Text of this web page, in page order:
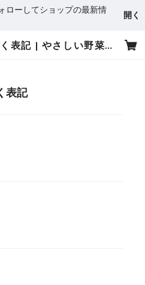
ローしてショップの最新情
開く
特定商取引法に基づく表記 | やさしい野菜屋さん
表記